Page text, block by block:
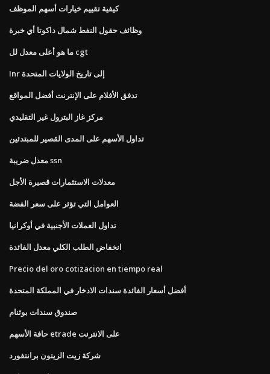
كيفية تقييم خيارات أسهم الموظف
وظائف حقول النفط شمال داكوتا أي خبرة
ما هو أعلى معدل لل cgt
Inr إلى تاريخ الولايات المتحدة
تدفق الأفلام على الإنترنت أفضل المواقع
مركز غاز البترول غير التقليدي
تداول الأسهم على المدى القصير للمبتدئين
معدل ضريبة ssn
معدلات الاستثمارات قصيرة الأجل
العوامل التي تؤثر على سعر الفضة
تداول العملات الأجنبية في أوكرانيا
انخفاض الطلب الكلي معدل الفائدة
Precio del oro cotizacion en tiempo real
أفضل أسعار الفائدة سندات الادخار في المملكة المتحدة
صندوق سندات بوثنام
حافة الأسهم etrade على الانترنت
شركة زيت الزيتون برانتفورد